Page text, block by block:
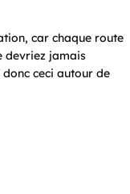
car chaque route
devriez jamais
ceci autour de